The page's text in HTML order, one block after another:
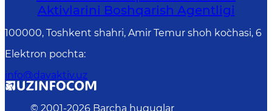
Aktivlarini Boshqarish Agentligi
100000, Toshkent shahri, Amir Temur shoh ko`chasi, 6
Elektron pochta:
info@davaktiv.uz
© 2001-2026 Barcha huquqlar